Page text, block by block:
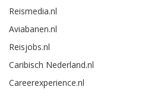
Reismedia.nl
Aviabanen.nl
Reisjobs.nl
Caribisch Nederland.nl
Careerexperience.nl